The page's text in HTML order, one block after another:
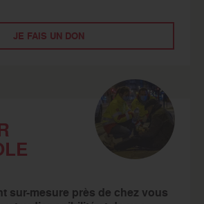
JE FAIS UN DON
sur-mesure près de chez vous